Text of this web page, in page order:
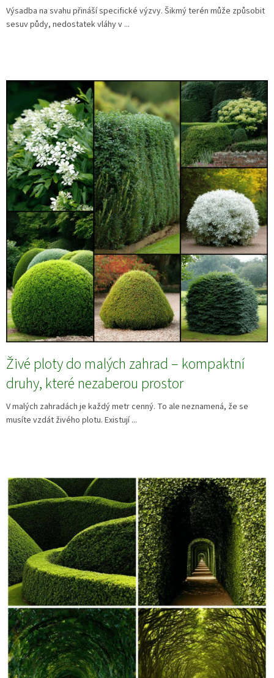
Výsadba na svahu přináší specifické výzvy. Šikmý terén může způsobit
sesuv půdy, nedostatek vláhy v ...
Živé ploty do malých zahrad – kompaktní
druhy, které nezaberou prostor
V malých zahradách je každý metr cenný. To ale neznamená, že se
musíte vzdát živého plotu. Existují ...